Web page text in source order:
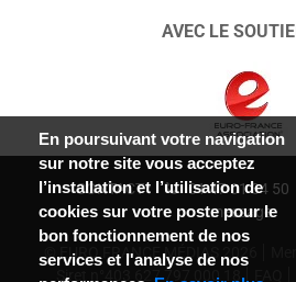
AVEC LE
CONTACT : 01 47 01 34 50
message
© EURO FRANCE MÉDIAS 2026
Siret n°403 627 797 000 18
En poursuivant votre navigation
sur notre site vous acceptez
l’installation et l’utilisation de
cookies sur votre poste pour le
bon fonctionnement de nos
services et l'analyse de nos